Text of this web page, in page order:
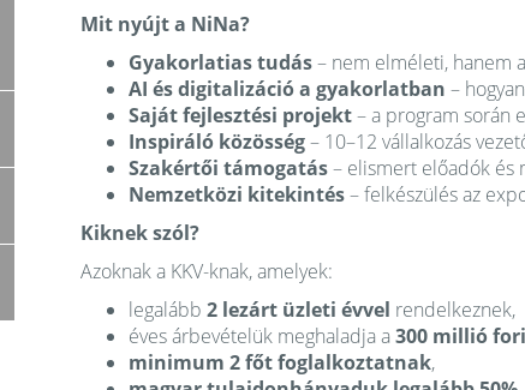
Mit nyújt a NiNa?
Gyakorlatias tudás– nem elméleti, hanem
AI és digitalizáció a gyakorlatban –
Saját fejlesztési projekt– a program során
Inspiráló közösség– 10–12 vállalkozás
Szakértői támogatás– elismert előadók és
Nemzetközi kitekintés– felkészülés az
Kiknek szól?
Azoknak a KKV-knak, amelyek:
legalább 2 lezárt üzleti évvel rendelkeznek,
éves árbevételük meghaladja a300 millió
minimum 2 főt foglalkoztatnak,